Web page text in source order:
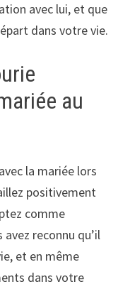
avec lui, et que
dans votre vie.
au
la mariée lors
positivement
comme
reconnu qu’il
et en même
dans votre